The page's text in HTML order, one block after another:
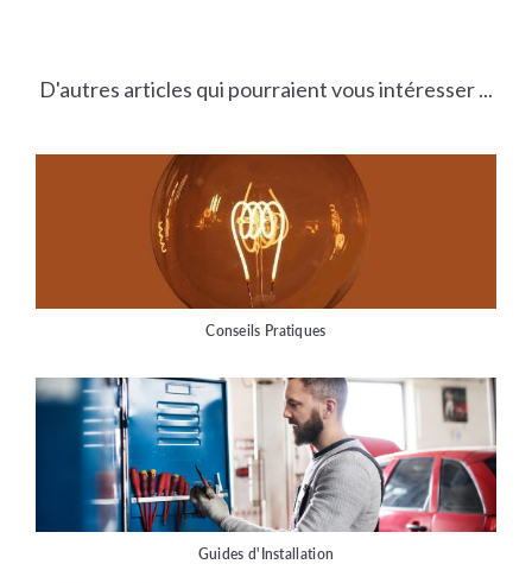
D'autres articles qui pourraient vous intéresser ...
Conseils Pratiques
Guides d'Installation